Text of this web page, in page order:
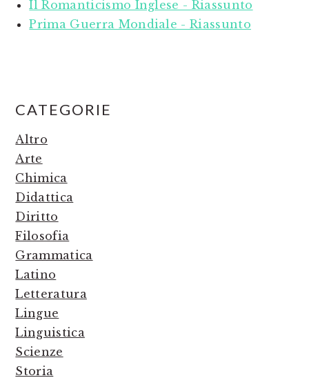
Il Romanticismo Inglese - Riassunto
Prima Guerra Mondiale - Riassunto
SIDEBAR
CATEGORIE
Altro
Arte
Chimica
Didattica
Diritto
Filosofia
Grammatica
Latino
Letteratura
Lingue
Linguistica
Scienze
Storia